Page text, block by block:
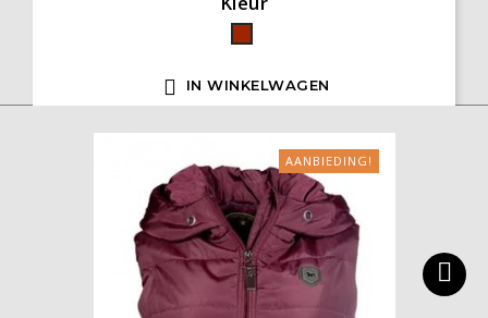
Bordeaux
 IN WINKELWAGEN
AANBIEDING!